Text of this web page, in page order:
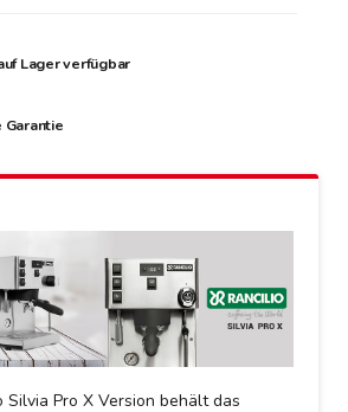
Lager verfügbar
Garantie
Silvia Pro X Version behält das